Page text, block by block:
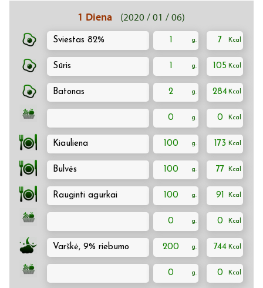
1 Diena (2020 / 01 / 06)
Sviestas 82% 1 7
Sūris 1 105
Batonas 2 284
0 0
Kiauliena 100 173
Bulvės 100 77
Rauginti agurkai 100 91
0 0
Varškė, 9% riebumo 200 744
0 0